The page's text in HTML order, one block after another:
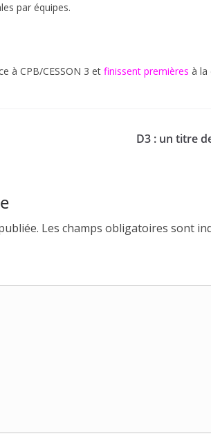
par équipes.
à CPB/CESSON 3 et finissent premières à la
D3 : un titre
Les champs obligatoires sont